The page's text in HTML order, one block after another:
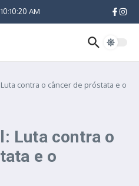
10:10:20 AM
contra o câncer de próstata e o
Luta contra o
e o